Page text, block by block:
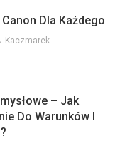
Dla Każdego
Kaczmarek
– Jak
Do Warunków I